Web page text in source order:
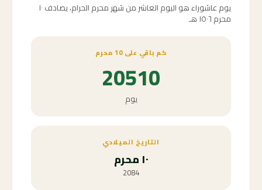
يوم عاشوراء هو اليوم العاشر من شهر محرم الحرام، يصادف ١٠
محرم ١٥٠٦ هـ
كم باقي على 10 محرم
20510
يوم
التاريخ الميلادي
١٠ محرم
2084